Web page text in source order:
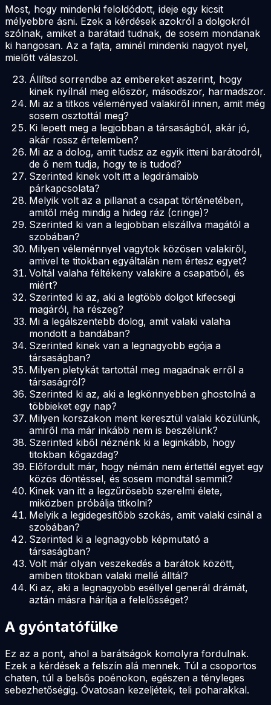
Most, hogy mindenki feloldódott, ideje egy kicsit
mélyebbre ásni. Ezek a kérdések azokról a dolgokról
szólnak, amiket a barátaid tudnak, de sosem mondanak
ki hangosan. Az a fajta, aminél mindenki nagyot nyel,
mielőtt válaszol.
Állítsd sorrendbe az embereket aszerint, hogy
kinek nyílnál meg először, másodszor, harmadszor.
Mi az a titkos véleményed valakiről innen, amit még
sosem osztottál meg?
Ki lepett meg a legjobban a társaságból, akár jó,
akár rossz értelemben?
Mi az a dolog, amit tudsz az egyik itteni barátodról,
de ő nem tudja, hogy te is tudod?
Szerinted kinek volt itt a legdrámaibb
párkapcsolata?
Melyik volt az a pillanat a csapat történetében,
amitől még mindig a hideg ráz (cringe)?
Szerinted ki van a legjobban elszállva magától a
szobában?
Milyen véleménnyel vagytok közösen valakiről,
amivel te titokban egyáltalán nem értesz egyet?
Voltál valaha féltékeny valakire a csapatból, és
miért?
Szerinted ki az, aki a legtöbb dolgot kifecsegi
magáról, ha részeg?
Mi a legálszentebb dolog, amit valaki valaha
mondott a bandában?
Szerinted kinek van a legnagyobb egója a
társaságban?
Milyen pletykát tartottál meg magadnak erről a
társaságról?
Szerinted ki az, aki a legkönnyebben ghostolná a
többieket egy nap?
Milyen korszakon ment keresztül valaki közülünk,
amiről ma már inkább nem is beszélünk?
Szerinted kiből néznénk ki a leginkább, hogy
titokban kőgazdag?
Előfordult már, hogy némán nem értettél egyet egy
közös döntéssel, és sosem mondtál semmit?
Kinek van itt a legzűrösebb szerelmi élete,
miközben próbálja titkolni?
Melyik a legidegesítőbb szokás, amit valaki csinál a
szobában?
Szerinted ki a legnagyobb képmutató a
társaságban?
Volt már olyan veszekedés a barátok között,
amiben titokban valaki mellé álltál?
Ki az, aki a legnagyobb eséllyel generál drámát,
aztán másra hárítja a felelősséget?
A gyóntatófülke
Ez az a pont, ahol a barátságok komolyra fordulnak.
Ezek a kérdések a felszín alá mennek. Túl a csoportos
chaten, túl a belsős poénokon, egészen a tényleges
sebezhetőségig. Óvatosan kezeljétek, teli poharakkal.